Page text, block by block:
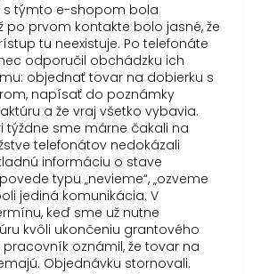
s týmto e-shopom bola
po prvom kontakte bolo jasné, že
tu neexistuje. Po telefonáte
odporučil obchádzku ich
objednať tovar na dobierku s
napísať do poznámky
a že vraj všetko vybavia.
týždne sme márne čakali na
telefonátov nedokázali
informáciu o stave
typu „nevieme“, „ozveme
jediná komunikácia. V
keď sme už nutne
kvôli ukončeniu grantového
oznámil, že tovar na
Objednávku stornovali.